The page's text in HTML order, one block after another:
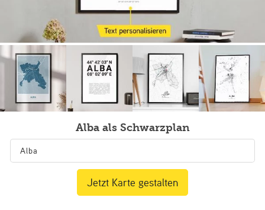
Alba als Schwarzplan
Jetzt Karte gestalten